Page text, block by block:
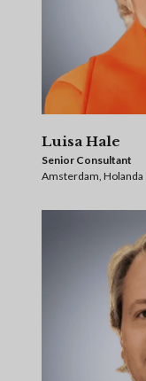
Luisa Hale
Senior Consultant
Amsterdam, Holanda